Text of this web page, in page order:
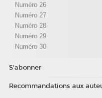
Numéro 26
Numéro 27
Numéro 28
Numéro 29
Numéro 30
S'abonner
Recommandations aux